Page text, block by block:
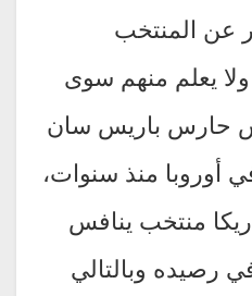
عن المنتخب
ولا يعلم منهم سوى
حارس باريس سان
أوروبا منذ سنوات،
منتخب ينافس
3 نقاط في رصيده وبالتالي